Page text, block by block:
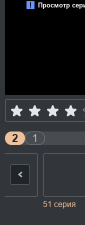
2 1
50 серия